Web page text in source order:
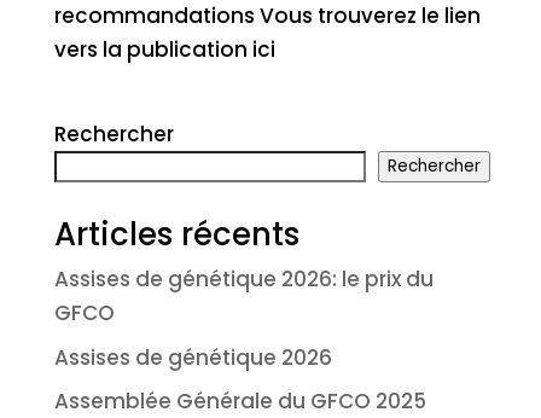
recommandations Vous trouverez le lien
vers la publication ici
Rechercher
Rechercher
Articles récents
Assises de génétique 2026: le prix du
GFCO
Assises de génétique 2026
Assemblée Générale du GFCO 2025